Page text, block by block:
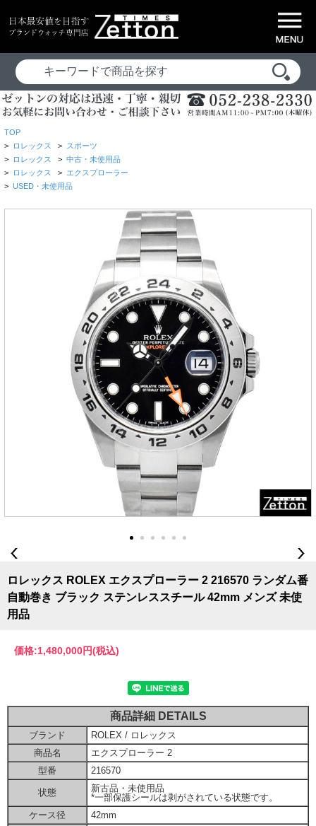
TOP
> ロレックス > スポーツ
> ロレックス > 中古・未使用品
> ロレックス > エクスプローラー
> USED・未使用品
ロレックス ROLEX エクスプローラー 2 216570 ランダム番
自動巻き ブラック ステンレススチール 42mm メンズ 未使
用品
価格:1,480,000円(税込)
商品詳細 DETAILS
ブランド
ROLEX / ロレックス
商品名
エクスプローラー 2
型番
216570
状態
新古品・未使用品
*一部保護シールは剥がされている状態です。
ケース径
42mm